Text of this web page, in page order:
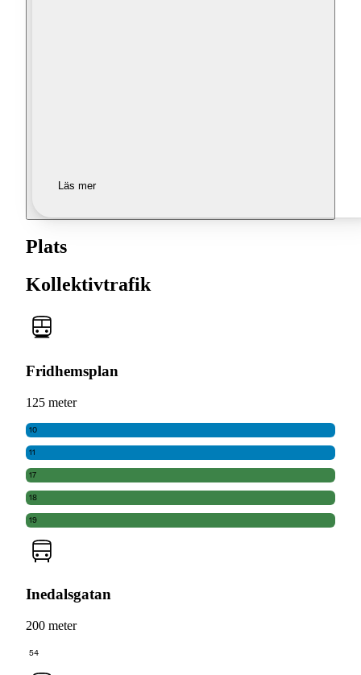
Läs mer
Plats
Kollektivtrafik
Fridhemsplan
125 meter
10
11
17
18
19
Inedalsgatan
200 meter
54